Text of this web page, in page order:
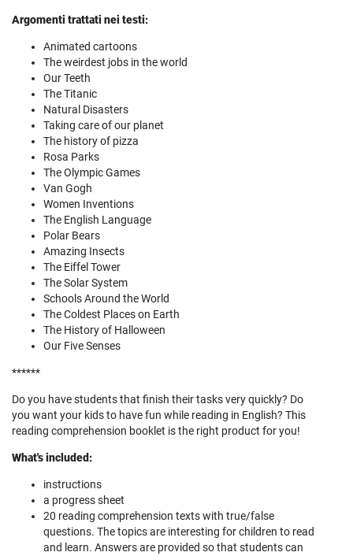
Argomenti trattati nei testi:
Animated cartoons
The weirdest jobs in the world
Our Teeth
The Titanic
Natural Disasters
Taking care of our planet
The history of pizza
Rosa Parks
The Olympic Games
Van Gogh
Women Inventions
The English Language
Polar Bears
Amazing Insects
The Eiffel Tower
The Solar System
Schools Around the World
The Coldest Places on Earth
The History of Halloween
Our Five Senses
******
Do you have students that finish their tasks very quickly? Do
you want your kids to have fun while reading in English? This
reading comprehension booklet is the right product for you!
What's included:
instructions
a progress sheet
20 reading comprehension texts with true/false
questions. The topics are interesting for children to read
and learn. Answers are provided so that students can